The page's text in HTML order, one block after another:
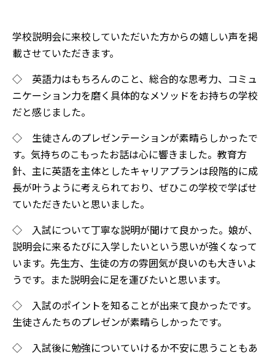
学校説明会に来校していただいた方からの嬉しい声を掲
載させていただきます。
◇ 英語力はもちろんのこと、総合的な思考力、コミュ
ニケーション力を磨く具体的なメソッドをお持ちの学校
だと感じました。
◇ 生徒さんのプレゼンテーションが素晴らしかったで
す。気持ちのこもったお話は心に響きました。教育方
針、主に英語を主体としたキャリアプランは段階的に成
長が叶うように考えられており、ぜひこの学校で学ばせ
ていただきたいと思いました。
◇ 入試について丁寧な説明が聞けて良かった。娘が、
説明会に来るたびに入学したいという思いが強くなって
います。先生方、生徒の方の雰囲気が良いのも大きいよ
うです。また説明会に足を運びたいと思います。
◇ 入試のポイントを知ることが出来て良かったです。
生徒さんたちのプレゼンが素晴らしかったです。
◇ 入試後に勉強についていけるか不安に思うこともあ